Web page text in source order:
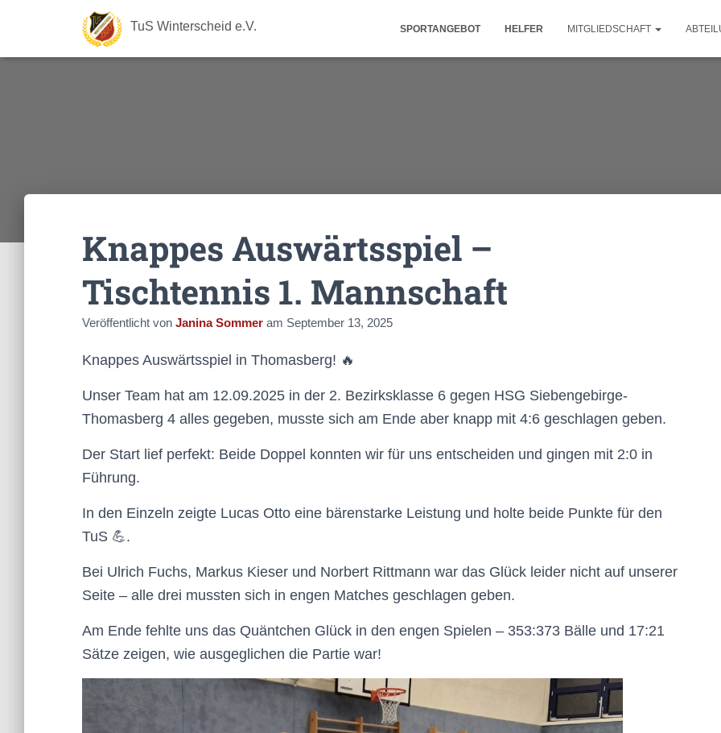
TuS Winterscheid e.V. SPORTANGEBOT HELFER MITGLIEDSCHAFT
Knappes Auswärtsspiel –
Tischtennis 1. Mannschaft
Veröffentlicht von Janina Sommer am September 13, 2025
Knappes Auswärtsspiel in Thomasberg! 🔥
Unser Team hat am 12.09.2025 in der 2. Bezirksklasse 6 gegen HSG Siebengebirge-
Thomasberg 4 alles gegeben, musste sich am Ende aber knapp mit 4:6 geschlagen geben.
Der Start lief perfekt: Beide Doppel konnten wir für uns entscheiden und gingen mit 2:0 in
Führung.
In den Einzeln zeigte Lucas Otto eine bärenstarke Leistung und holte beide Punkte für den
TuS 💪.
Bei Ulrich Fuchs, Markus Kieser und Norbert Rittmann war das Glück leider nicht auf unserer
Seite – alle drei mussten sich in engen Matches geschlagen geben.
Am Ende fehlte uns das Quäntchen Glück in den engen Spielen – 353:373 Bälle und 17:21
Sätze zeigen, wie ausgeglichen die Partie war!